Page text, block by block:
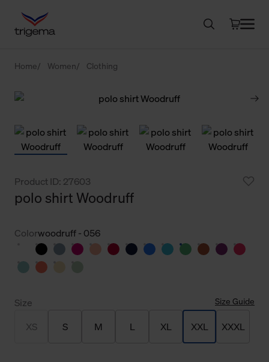
Home Women Clothing
Product ID: 27603
polo shirt Woodruff
Colorwoodruff - 056
Size Size Guide
XS S M L XL XXL XXXL